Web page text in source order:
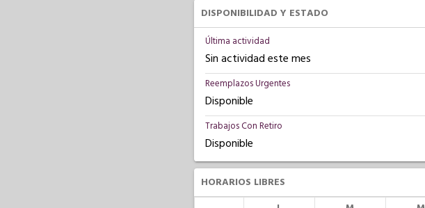
DISPONIBILIDAD Y ESTADO
Última actividad
Sin actividad este mes
Reemplazos Urgentes
Disponible
Trabajos Con Retiro
Disponible
HORARIOS LIBRES